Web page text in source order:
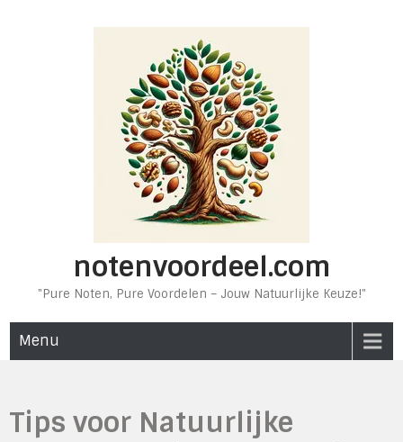
notenvoordeel.com
"Pure Noten, Pure Voordelen – Jouw Natuurlijke Keuze!"
Menu
Tips voor Natuurlijke